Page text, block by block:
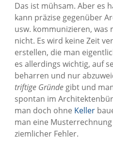
Das ist mühsam. Aber es
kann präzise gegenüber
usw. kommunizieren, was
nicht. Es wird keine Zeit
erstellen, die man
es allerdings wichtig, auf
beharren und nur
triftige Gründe gibt und
spontan im
man doch ohne Keller
man eine
ziemlicher Fehler.